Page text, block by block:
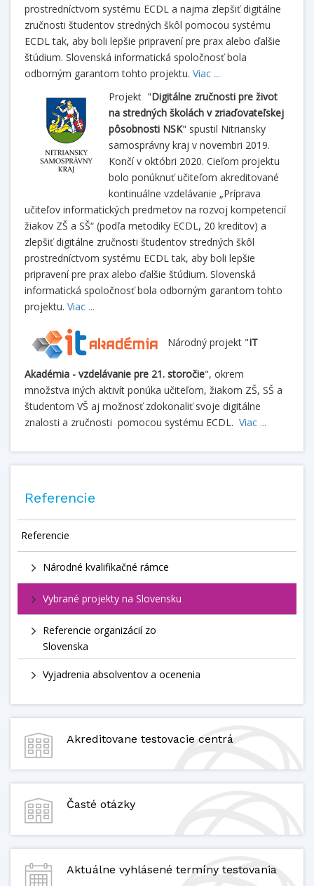
prostredníctvom systému ECDL a najmä zlepšiť digitálne
zručnosti študentov stredných škôl pomocou systému
ECDL tak, aby boli lepšie pripravení pre prax alebo ďalšie
štúdium. Slovenská informatická spoločnosť bola
odborným garantom tohto projektu. Viac ...
Projekt "Digitálne zručnosti pre život
na stredných školách v zriaďovateľskej
pôsobnosti NSK" spustil Nitriansky
samosprávny kraj v novembri 2019.
Končí v októbri 2020. Cieľom projektu
bolo ponúknuť učiteľom akreditované
kontinuálne vzdelávanie „Príprava
učiteľov informatických predmetov na rozvoj kompetencií
žiakov ZŠ a SŠ“ (podľa metodiky ECDL, 20 kreditov) a
zlepšiť digitálne zručnosti študentov stredných škôl
prostredníctvom systému ECDL tak, aby boli lepšie
pripravení pre prax alebo ďalšie štúdium. Slovenská
informatická spoločnosť bola odborným garantom tohto
projektu. Viac ...
Národný projekt "IT
Akadémia - vzdelávanie pre 21. storočie", okrem
množstva iných aktivít ponúka učiteľom, žiakom ZŠ, SŠ a
študentom VŠ aj možnosť zdokonaliť svoje digitálne
znalosti a zručnosti pomocou systému ECDL. Viac ...
Referencie
Referencie
Národné kvalifikačné rámce
Vybrané projekty na Slovensku
Referencie organizácií zo
Slovenska
Vyjadrenia absolventov a ocenenia
Akreditovane testovacie centrá
Časté otázky
Aktuálne vyhlásené termíny testovania